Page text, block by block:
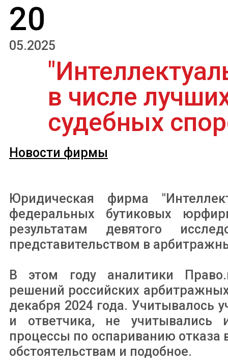
20
05.2025
в числе
судебных
Новости фирмы
Юридическая фирма
федеральных бутиковых
результатам девятого
представительством в
В этом году аналитики
решений российских
декабря 2024 года. Учитывалось
и ответчика, не учитывались
процессы по оспариванию
обстоятельствам и подобное.